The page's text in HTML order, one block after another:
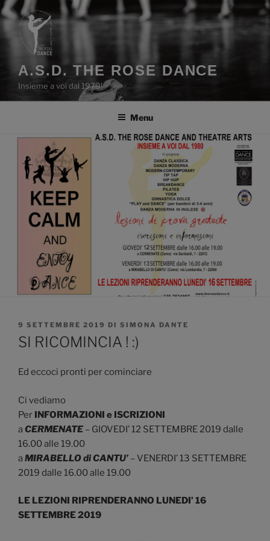
Salta
al
contenuto
A.S.D. THE ROSE DANCE
Insieme a voi dal 1979!
Menu
PUBBLICATO
IL
9 SETTEMBRE 2019 DI SIMONA DANTE
SI RICOMINCIA ! :)
Ed eccoci pronti per cominciare
Ci vediamo
Per INFORMAZIONI e ISCRIZIONI
a CERMENATE – GIOVEDI’ 12 SETTEMBRE 2019 dalle
16.00 alle 19.00
a MIRABELLO di CANTU’ – VENERDI’ 13 SETTEMBRE
2019 dalle 16.00 alle 19.00
LE LEZIONI RIPRENDERANNO LUNEDI’ 16
SETTEMBRE 2019